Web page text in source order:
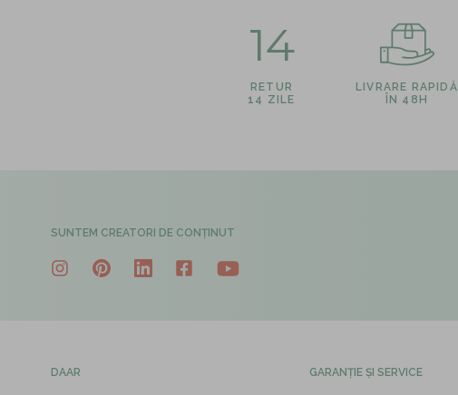
14
RETUR
14 ZILE
LIVRARE RAPIDĂ
ÎN 48H
SUNTEM CREATORI DE CONȚINUT
DAAR GARANȚIE ȘI SERVICE